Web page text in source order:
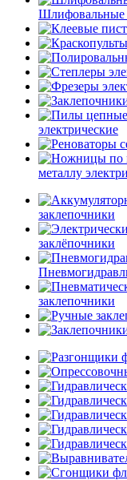
Шлифовальные
электрические
металлу
заклепочники
заклёпочники
заклепочники